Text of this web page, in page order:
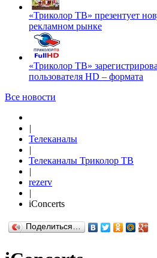
«Триколор ТВ» презентует
рекламном рынке
«Триколор ТВ»
пользователя HD – формата
Все новости
|
Телеканалы
|
Телеканалы Триколор ТВ
|
rezerv
|
iConcerts
Поделиться…